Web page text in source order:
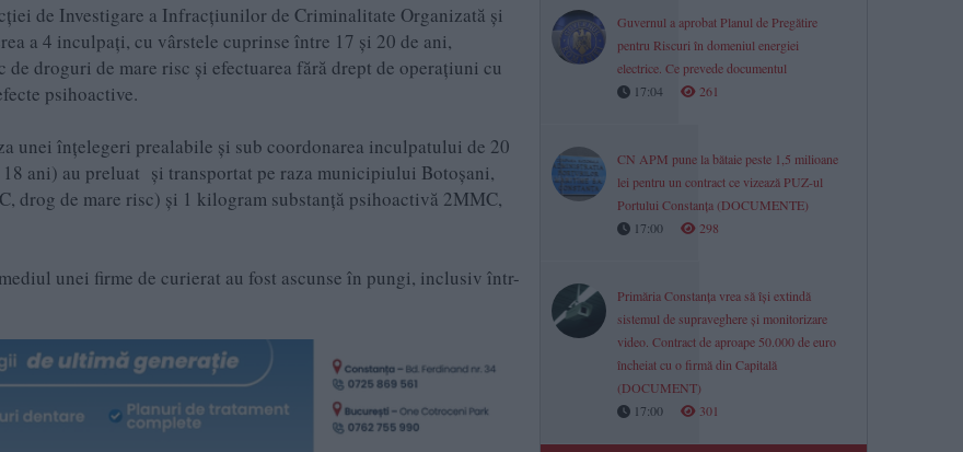
de Investigare a Infracțiunilor de Criminalitate Organizată și
a 4 inculpați, cu vârstele cuprinse între 17 și 20 de ani,
droguri de mare risc și efectuarea fără drept de operaţiuni cu
psihoactive.
unei înțelegeri prealabile și sub coordonarea inculpatului de 20
ani) au preluat și transportat pe raza municipiului Botoșani,
drog de mare risc) și 1 kilogram substanță psihoactivă 2MMC,
unei firme de curierat au fost ascunse în pungi, inclusiv într-
Guvernul a aprobat Planul de Pregătire
pentru Riscuri în domeniul energiei
electrice. Ce prevede documentul
17:04
261
CN APM pune la bătaie peste 1,5 milioane
lei pentru un contract ce vizează PUZ-ul
Portului Constanța (DOCUMENTE)
17:00
298
Primăria Constanța vrea să își extindă
sistemul de supraveghere și monitorizare
video. Contract de aproape 50.000 de euro
încheiat cu o firmă din Capitală
(DOCUMENT)
17:00
301